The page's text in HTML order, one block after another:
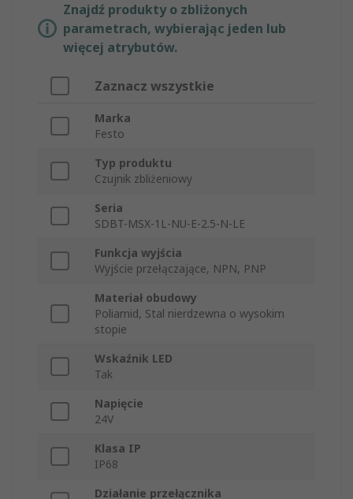
Znajdź produkty o zbliżonych
parametrach, wybierając jeden lub
więcej atrybutów.
Zaznacz wszystkie
Marka
Festo
Typ produktu
Czujnik zbliżeniowy
Seria
SDBT-MSX-1L-NU-E-2.5-N-LE
Funkcja wyjścia
Wyjście przełączające, NPN, PNP
Materiał obudowy
Poliamid, Stal nierdzewna o wysokim
stopie
Wskaźnik LED
Tak
Napięcie
24V
Klasa IP
IP68
Działanie przełącznika